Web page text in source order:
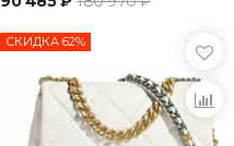
СКИДКА 62%